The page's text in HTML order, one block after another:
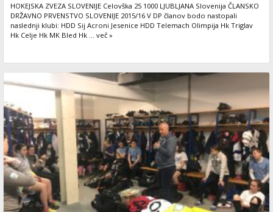
HOKEJSKA ZVEZA SLOVENIJE Celovška 25 1000 LJUBLJANA Slovenija ČLANSKO
DRŽAVNO PRVENSTVO SLOVENIJE 2015/16 V DP članov bodo nastopali
naslednji klubi: HDD Sij Acroni Jesenice HDD Telemach Olimpija Hk Triglav
Hk Celje Hk MK Bled Hk ... več »